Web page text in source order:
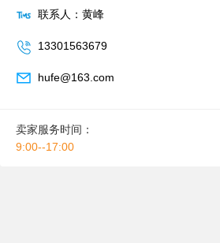
联系人：黄峰
13301563679
hufe@163.com
卖家服务时间：
9:00--17:00